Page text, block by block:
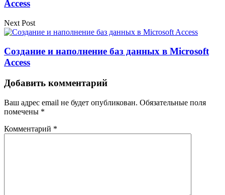
Access
Next Post
Создание и наполнение баз данных в Microsoft
Access
Добавить комментарий
Ваш адрес email не будет опубликован. Обязательные поля
помечены *
Комментарий *